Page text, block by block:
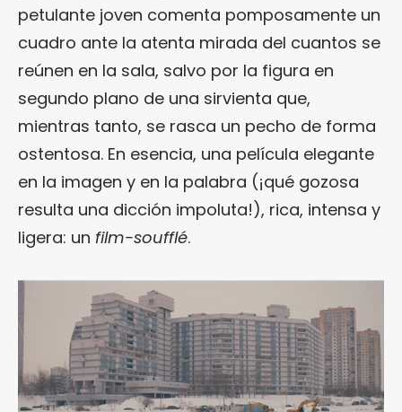
petulante joven comenta pomposamente un
cuadro ante la atenta mirada del cuantos se
reúnen en la sala, salvo por la figura en
segundo plano de una sirvienta que,
mientras tanto, se rasca un pecho de forma
ostentosa. En esencia, una película elegante
en la imagen y en la palabra (¡qué gozosa
resulta una dicción impoluta!), rica, intensa y
ligera: un film-soufflé.